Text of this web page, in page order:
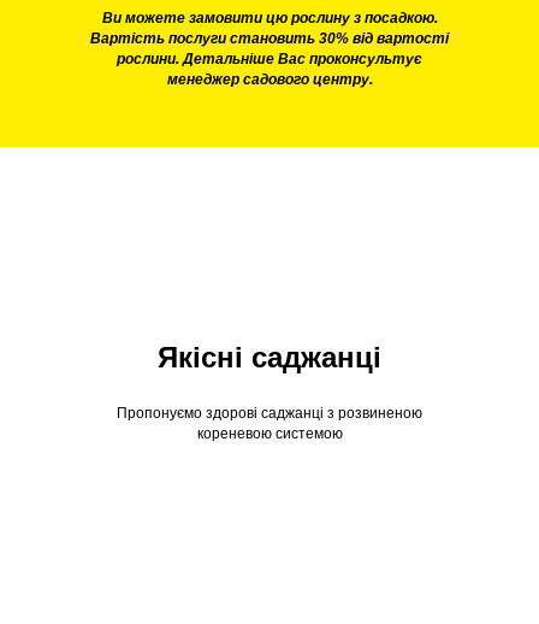
Ви можете замовити цю рослину з посадкою.
Вартість послуги становить 30% від вартості
рослини. Детальніше Вас проконсультує
менеджер садового центру.
Пропонуємо здорові саджанці з розвиненою
кореневою системою
Якісні саджанці